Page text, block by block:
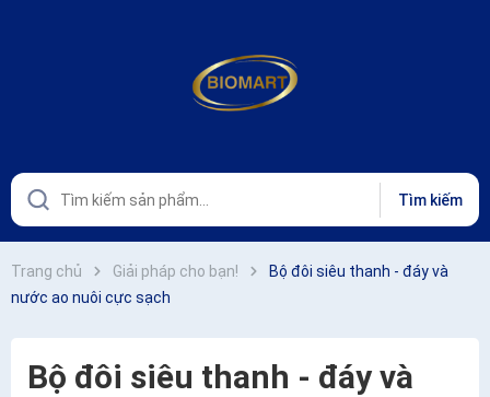
Tìm kiếm
Trang chủ Giải pháp cho bạn!
Bộ đôi siêu thanh - đáy và
nước ao nuôi cực sạch
Bộ đôi siêu thanh - đáy và